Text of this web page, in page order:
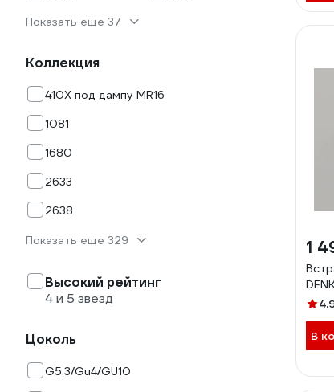
Показать еще 37
Коллекция
410Х под дампу MR16
1081
1680
2633
2638
Показать еще 329
Высокий рейтинг
4 и 5 звезд
Цоколь
G5.3/Gu4/GU10
1
В